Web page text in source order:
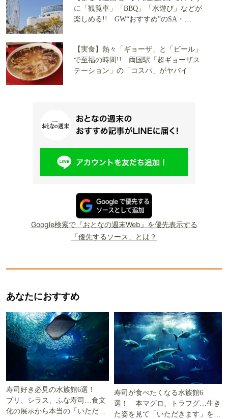
に「観覧車」「BBQ」「水遊び」などが
楽しめる!! GW“おすすめ”のSA・
【実食】熱々「ギョーザ」と「ビール」
で至福の時間!! 両国駅「超ギョーザス
テーション」の「コスパ」がヤバイ
Google検索で『おとなの週末Web』を優先表示する
「優先するソース」とは？
あなたにおすすめ
寿司好き必見の水族館6選！
ブリ、シラス、ふな寿司…食文
化の展示から本当の「いただき
寿司が食べたくなる水族館6
選！ 本マグロ、トラフグ…生き
た姿を見て「いただきます」を考